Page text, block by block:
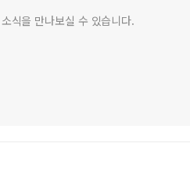
식을 만나보실 수 있습니다.